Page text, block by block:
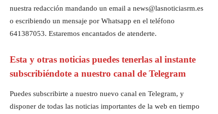
nuestra redacción mandando un email a news@lasnoticiasrm.es
o escribiendo un mensaje por Whatsapp en el teléfono
641387053. Estaremos encantados de atenderte.
Esta y otras noticias puedes tenerlas al instante
subscribiéndote a nuestro canal de Telegram
Puedes subscribirte a nuestro nuevo canal en Telegram, y
disponer de todas las noticias importantes de la web en tiempo